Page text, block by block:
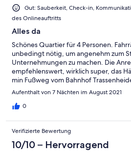
Gut: Sauberkeit, Check-in,
des Onlineauftritts
Alles da
Schönes Quartier für 4 Personen.
unbedingt nötig, um angenehm zum
Unternehmungen zu machen. Die
empfehlenswert, wirklich super, das
min Fußweg vom Bahnhof
in ruhiger Lage. Ausstattung und
Aufenthalt von 7 Nächten im August 2021
0
Verifizierte Bewertung
10/10 – Hervorragend